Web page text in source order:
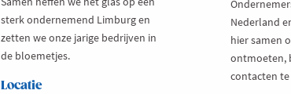
sterk ondernemend Limburg en
zetten we onze jarige bedrijven in
de bloemetjes.
Locatie
Nederland
hier samen
ontmoeten,
contacten te